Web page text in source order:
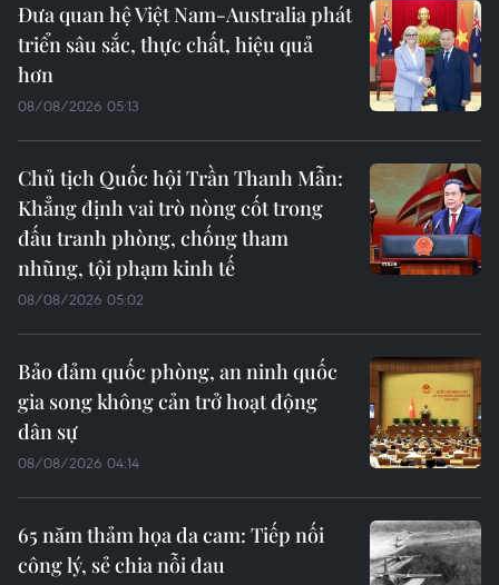
Đưa quan hệ Việt Nam-Australia phát
triển sâu sắc, thực chất, hiệu quả
hơn
08/08/2026 05:13
Chủ tịch Quốc hội Trần Thanh Mẫn:
Khẳng định vai trò nòng cốt trong
đấu tranh phòng, chống tham
nhũng, tội phạm kinh tế
08/08/2026 05:02
Bảo đảm quốc phòng, an ninh quốc
gia song không cản trở hoạt động
dân sự
08/08/2026 04:14
65 năm thảm họa da cam: Tiếp nối
công lý, sẻ chia nỗi đau